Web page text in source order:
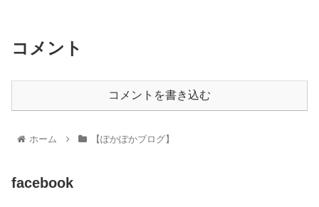
コメント
コメントを書き込む
ホーム 【ぽかぽかブログ】
facebook